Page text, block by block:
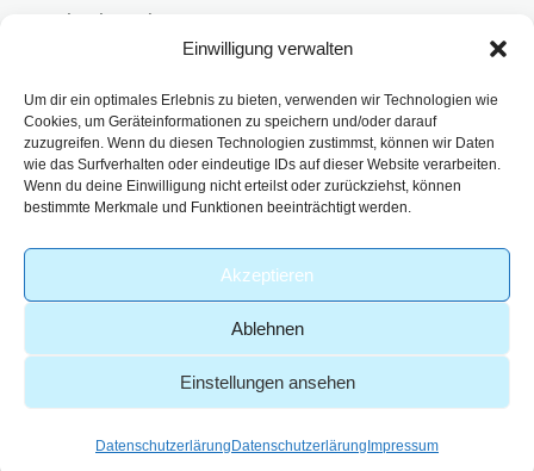
Einwilligung verwalten
Um dir ein optimales Erlebnis zu bieten, verwenden wir Technologien wie
Cookies, um Geräteinformationen zu speichern und/oder darauf
zuzugreifen. Wenn du diesen Technologien zustimmst, können wir Daten
wie das Surfverhalten oder eindeutige IDs auf dieser Website verarbeiten.
Wenn du deine Einwilligung nicht erteilst oder zurückziehst, können
bestimmte Merkmale und Funktionen beeinträchtigt werden.
Akzeptieren
Ablehnen
Einstellungen ansehen
Datenschutzerlärung Datenschutzerlärung Impressum
hochwertige
anzubieten.
Impressum
Datenschutzerklärun
AGB
© 2026 – Analytik Service
| Part of
-Webdesign von